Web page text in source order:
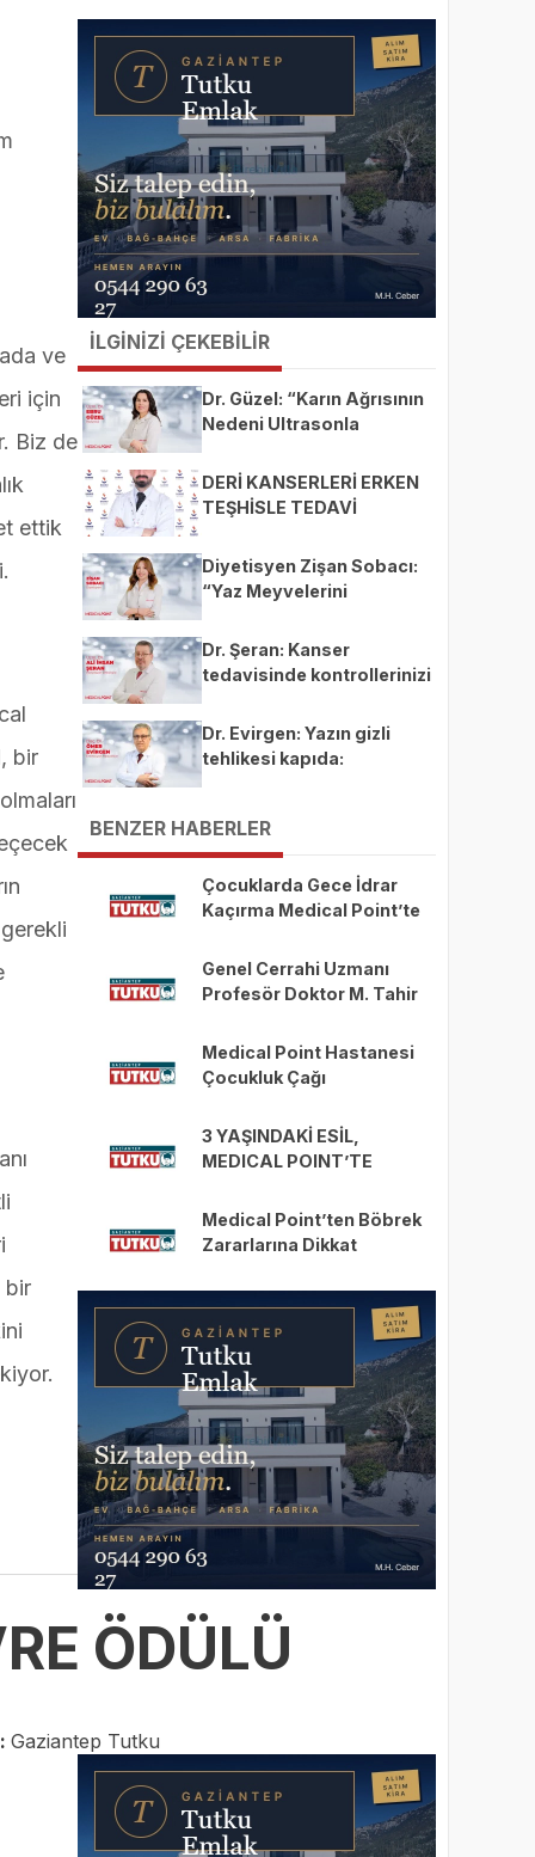
ve
için
Biz de
ettik
bir
bir
İLGİNİZİ ÇEKEBİLİR
Dr. Güzel: “Karın Ağrısının
Nedeni Ultrasonla
DERİ KANSERLERİ ERKEN
TEŞHİSLE TEDAVİ
Diyetisyen Zişan Sobacı:
“Yaz Meyvelerini
Kontrolüne Dikkat”
Dr. Şeran: Kanser
tedavisinde kontrollerinizi
Dr. Evirgen: Yazın gizli
tehlikesi kapıda:
BENZER HABERLER
Çocuklarda Gece İdrar
Kaçırma Medical Point’te
Genel Cerrahi Uzmanı
Profesör Doktor M. Tahir
Gaziantep’te
Medical Point Hastanesi
Çocukluk Çağı
3 YAŞINDAKİ ESİL,
MEDICAL POINT’TE
KURTULDU
Medical Point’ten Böbrek
Zararlarına Dikkat
ÖDÜLÜ
Gaziantep Tutku